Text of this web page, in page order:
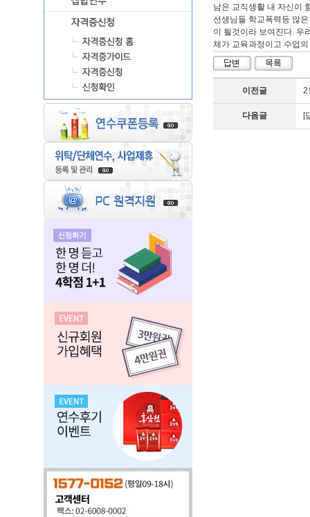
남은 교직생활 내 자신이
선생님들 학교폭력등 많
이 될것이라 보여진다. 우
체가 교육과정이고 수업
이전글 2
다음글 [